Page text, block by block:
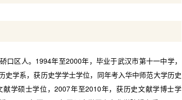
人。1994年至2000年，毕业于武汉市第十一中学，
学系，获历史学学士学位，同年考入华中师范大学历史
学硕士学位，2007年至2010年，获历史文献学博士学